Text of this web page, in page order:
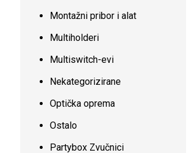
Montažni pribor i alat
Multiholderi
Multiswitch-evi
Nekategorizirane
Optička oprema
Ostalo
Partybox Zvučnici